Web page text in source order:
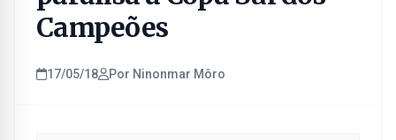
Campeões
17/05/18 Por Ninonmar Môro